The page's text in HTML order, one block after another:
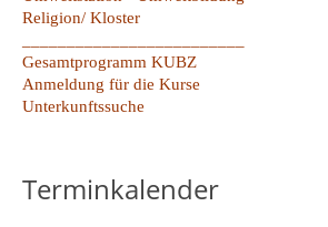
Religion/ Kloster
Gesamtprogramm KUBZ
Anmeldung für die Kurse
Unterkunftssuche
Terminkalender